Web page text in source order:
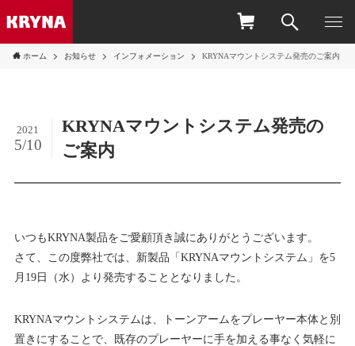
ホーム お知らせ インフォメーション KRYNAマウントシステム発売のご案内
KRYNAマウントシステム発売の
ご案内
2021
5/10
いつもKRYNA製品をご愛顧頂き誠にありがとうございます。
さて、この度弊社では、新製品「KRYNAマウントシステム」を5
月19日（水）より発売することとなりました。
KRYNAマウントシステムは、トーンアームをプレーヤー本体と別
置きにすることで、既存のプレーヤーに手を加える事なく気軽に